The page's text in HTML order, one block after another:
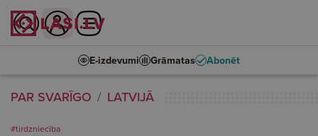
E-izdevumi Grāmatas Abonēt
PAR SVARĪGO LATVIJĀ
#tirdzniecība